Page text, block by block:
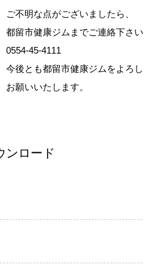
ご不明な点がございましたら、
都留市健康ジムまでご連絡下さ
0554-45-4111
今後とも都留市健康ジムをよろ
お願いいたします。
ンロード